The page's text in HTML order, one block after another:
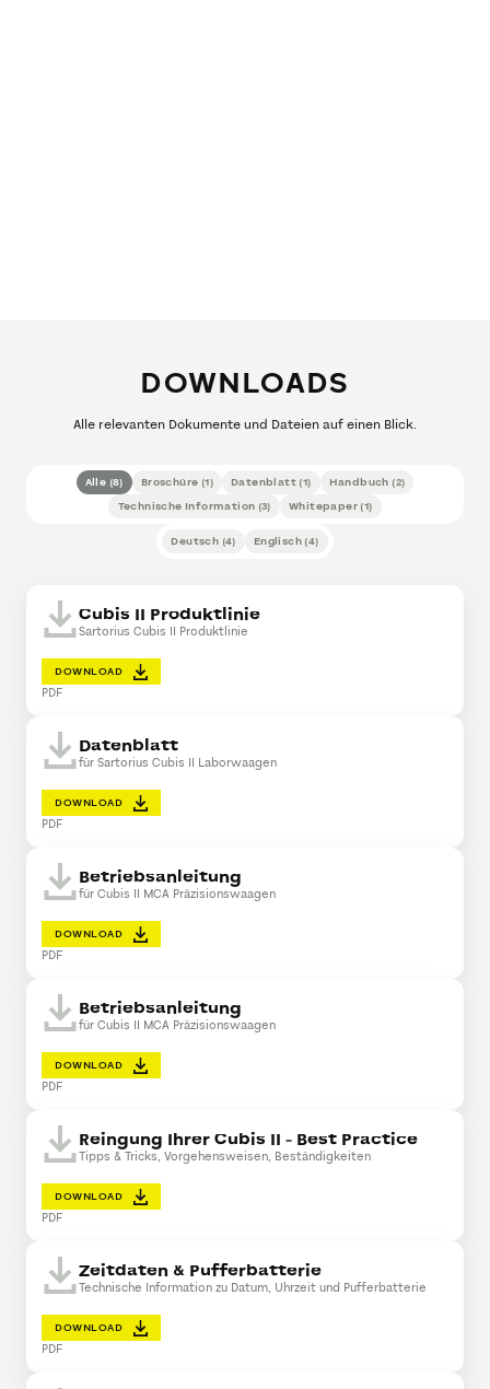
DOWNLOADS
Alle relevanten Dokumente und Dateien auf einen Blick.
Alle (8) Broschüre (1) Datenblatt (1) Handbuch (2)
Technische Information (3) Whitepaper(1)
Deutsch (4) Englisch (4)
Cubis II Produktlinie
Sartorius Cubis II Produktlinie
DOWNLOAD
PDF
Datenblatt
für Sartorius Cubis II Laborwaagen
DOWNLOAD
PDF
Betriebsanleitung
für Cubis II MCA Präzisionswaagen
DOWNLOAD
PDF
Betriebsanleitung
für Cubis II MCA Präzisionswaagen
DOWNLOAD
PDF
Reingung Ihrer Cubis II - Best Practice
Tipps & Tricks, Vorgehensweisen, Beständigkeiten
DOWNLOAD
PDF
Zeitdaten & Pufferbatterie
Technische Information zu Datum, Uhrzeit und Pufferbatterie
DOWNLOAD
PDF